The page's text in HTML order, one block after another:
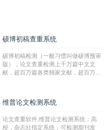
硕博初稿查重系统
硕博初稿检测（一般习惯叫做硕博预审
版），论文查重检测上千万篇中文文
献，超百万篇各类独家文献，超百万港
校用来检测硕博论文的系统，检测范围
广，数据来源真实，检测算法合理!本
字符数30万）
维普论文检测系统
论文查重软件,维普论文检测系统：高
校，杂志社指定系统，可检测期刊发